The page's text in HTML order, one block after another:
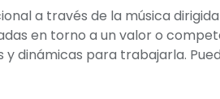
a través de la música
en torno a un valor o
y dinámicas para trabajarla.